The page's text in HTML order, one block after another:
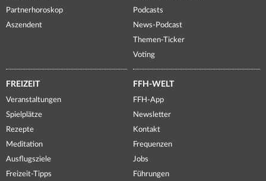
Partnerhoroskop
Aszendent
Podcasts
News-Podcast
Themen-Ticker
Voting
FREIZEIT
Veranstaltungen
Spielplätze
Rezepte
Meditation
Ausflugsziele
Freizeit-Tipps
FFH-WELT
FFH-App
Newsletter
Kontakt
Frequenzen
Jobs
Führungen